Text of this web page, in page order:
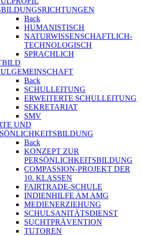
Back
HUMANISTISCH
NATURWISSENSCHAFTLICH-
TECHNOLOGISCH
SPRACHLICH
Back
SCHULLEITUNG
ERWEITERTE SCHULLEITUNG
SEKRETARIAT
SMV
UND
Back
KONZEPT ZUR
PERSÖNLICHKEITSBILDUNG
COMPASSION-PROJEKT DER
10. KLASSEN
FAIRTRADE-SCHULE
INDIENHILFE AM AMG
MEDIENERZIEHUNG
SCHULSANITÄTSDIENST
SUCHTPRÄVENTION
TUTOREN